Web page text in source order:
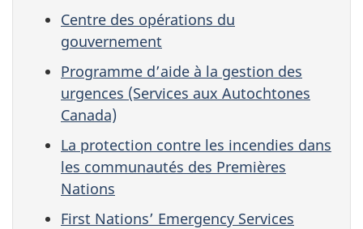
Centre des opérations du
gouvernement
Programme d’aide à la gestion des
urgences (Services aux Autochtones
Canada)
La protection contre les incendies dans
les communautés des Premières
Nations
First Nations’ Emergency Services